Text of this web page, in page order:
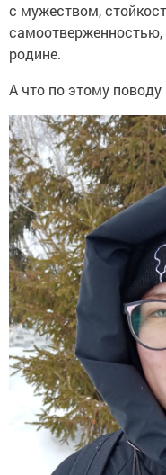
с мужеством,
родине.
А что по этому